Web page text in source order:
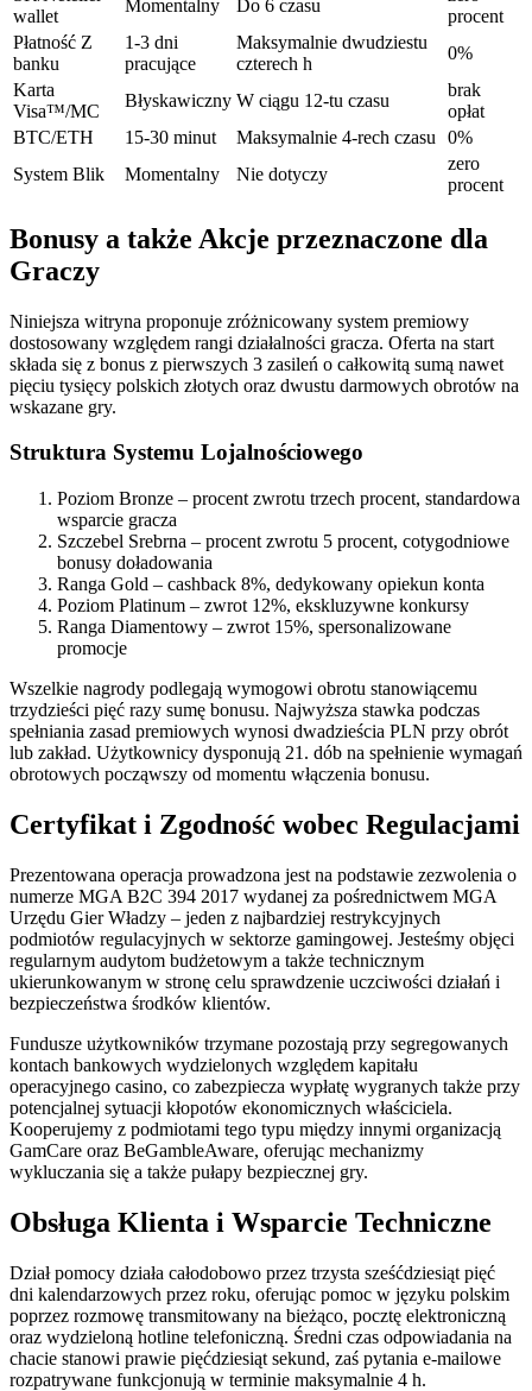
wallet
Momentalny Do 6 czasu
procent
Płatność Z
banku
1-3 dni
pracujące
Maksymalnie dwudziestu
czterech h
0%
Karta
Visa™/MC
Błyskawiczny W ciągu 12-tu czasu
brak
opłat
BTC/ETH
15-30 minut Maksymalnie 4-rech czasu
0%
System Blik
Momentalny Nie dotyczy
zero
procent
Bonusy a także Akcje przeznaczone dla
Graczy
Niniejsza witryna proponuje zróżnicowany system premiowy
dostosowany względem rangi działalności gracza. Oferta na start
składa się z bonus z pierwszych 3 zasileń o całkowitą sumą nawet
pięciu tysięcy polskich złotych oraz dwustu darmowych obrotów na
wskazane gry.
Struktura Systemu Lojalnościowego
Poziom Bronze – procent zwrotu trzech procent, standardowa
wsparcie gracza
Szczebel Srebrna – procent zwrotu 5 procent, cotygodniowe
bonusy doładowania
Ranga Gold – cashback 8%, dedykowany opiekun konta
Poziom Platinum – zwrot 12%, ekskluzywne konkursy
Ranga Diamentowy – zwrot 15%, spersonalizowane
promocje
Wszelkie nagrody podlegają wymogowi obrotu stanowiącemu
trzydzieści pięć razy sumę bonusu. Najwyższa stawka podczas
spełniania zasad premiowych wynosi dwadzieścia PLN przy obrót
lub zakład. Użytkownicy dysponują 21. dób na spełnienie wymagań
obrotowych począwszy od momentu włączenia bonusu.
Certyfikat i Zgodność wobec Regulacjami
Prezentowana operacja prowadzona jest na podstawie zezwolenia o
numerze MGA B2C 394 2017 wydanej za pośrednictwem MGA
Urzędu Gier Władzy – jeden z najbardziej restrykcyjnych
podmiotów regulacyjnych w sektorze gamingowej. Jesteśmy objęci
regularnym audytom budżetowym a także technicznym
ukierunkowanym w stronę celu sprawdzenie uczciwości działań i
bezpieczeństwa środków klientów.
Fundusze użytkowników trzymane pozostają przy segregowanych
kontach bankowych wydzielonych względem kapitału
operacyjnego casino, co zabezpiecza wypłatę wygranych także przy
potencjalnej sytuacji kłopotów ekonomicznych właściciela.
Kooperujemy z podmiotami tego typu między innymi organizacją
GamCare oraz BeGambleAware, oferując mechanizmy
wykluczania się a także pułapy bezpiecznej gry.
Obsługa Klienta i Wsparcie Techniczne
Dział pomocy działa całodobowo przez trzysta sześćdziesiąt pięć
dni kalendarzowych przez roku, oferując pomoc w języku polskim
poprzez rozmowę transmitowany na bieżąco, pocztę elektroniczną
oraz wydzieloną hotline telefoniczną. Średni czas odpowiadania na
chacie stanowi prawie pięćdziesiąt sekund, zaś pytania e-mailowe
rozpatrywane funkcjonują w terminie maksymalnie 4 h.